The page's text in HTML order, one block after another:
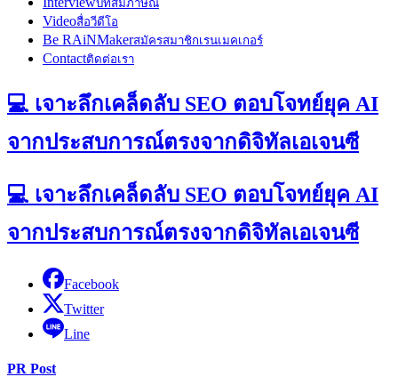
บทสัมภาษณ์
Videoสื่อวีดีโอ
Be RAiNMakerสมัครสมาชิกเรนเมคเกอร์
Contactติดต่อเรา
💻 เจาะลึกเคล็ดลับ SEO ตอบโจทย์ยุค AI
จากประสบการณ์ตรงจากดิจิทัลเอเจนซี
💻 เจาะลึกเคล็ดลับ SEO ตอบโจทย์ยุค AI
จากประสบการณ์ตรงจากดิจิทัลเอเจนซี
Facebook
Twitter
Line
PR Post